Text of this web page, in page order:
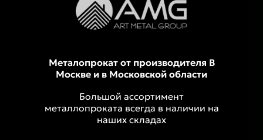
Металопрокат от производителя В
Москве и в Московской области
Большой ассортимент
металлопроката всегда в наличии на
наших складах